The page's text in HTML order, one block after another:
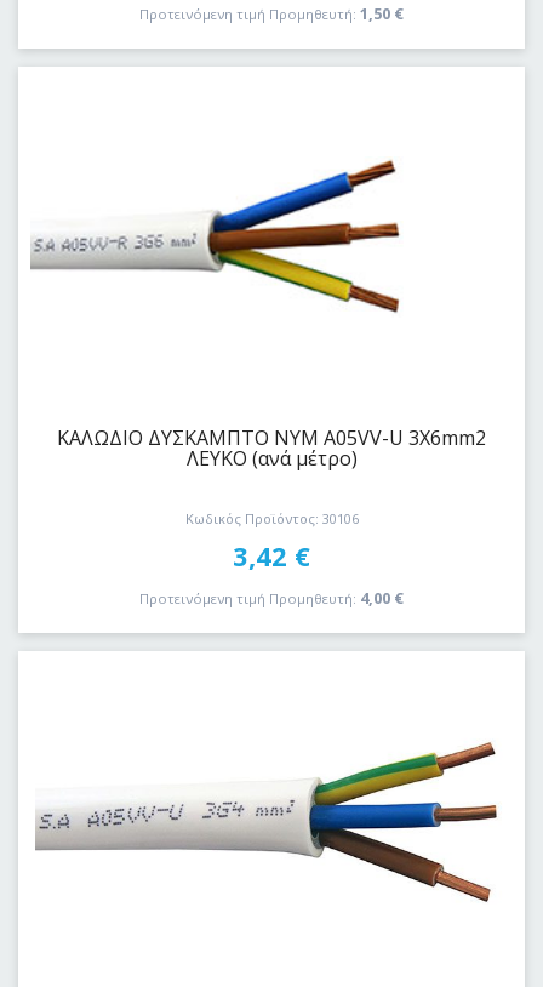
Προτεινόμενη τιμή Προμηθευτή: 1,50 €
ΚΑΛΩΔΙΟ ΔYΣKAΜΠΤΟ ΝΥΜ A05VV-U 3Χ6mm2
ΛΕΥΚΟ (ανά μέτρο)
Κωδικός Προϊόντος: 30106
3,42 €
Προτεινόμενη τιμή Προμηθευτή: 4,00 €